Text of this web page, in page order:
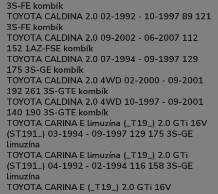
3S-FE kombík
TOYOTA CALDINA 2.0 02-1992 - 10-1997 89 121
3S-FE kombík
TOYOTA CALDINA 2.0 09-2002 - 06-2007 112
152 1AZ-FSE kombík
TOYOTA CALDINA 2.0 07-1994 - 09-1997 129
175 3S-GE kombík
TOYOTA CALDINA 2.0 4WD 02-2000 - 09-2001
192 261 3S-GTE kombík
TOYOTA CALDINA 2.0 4WD 10-1997 - 09-2001
140 190 3S-GTE kombík
TOYOTA CARINA E limuzína (_T19_) 2.0 GTi 16V
(ST191_) 03-1994 - 09-1997 129 175 3S-GE
limuzína
TOYOTA CARINA E limuzína (_T19_) 2.0 GTi
(ST191_) 04-1992 - 02-1994 116 158 3S-GE
limuzína
TOYOTA CARINA E (_T19_) 2.0 GTi 16V